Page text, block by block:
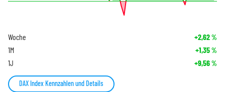
Woche +2,62%
1M +1,35%
1J +9,56%
DAX Index Kennzahlen und Details